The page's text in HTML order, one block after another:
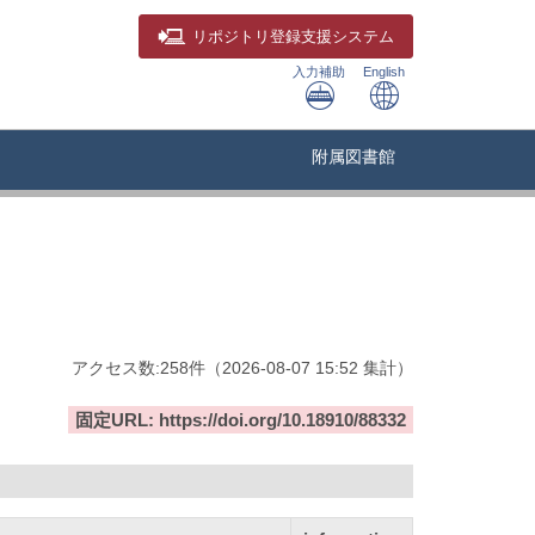
リポジトリ 登録支援システム
入力補助 English
附属図書館
アクセス数:258件 （2026-08-07 15:52 集計）
固定URL: https://doi.org/10.18910/88332